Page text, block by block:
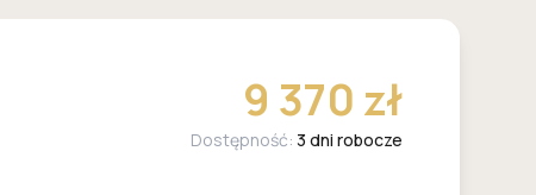
9 370 zł
Dostępność: 3 dni robocze